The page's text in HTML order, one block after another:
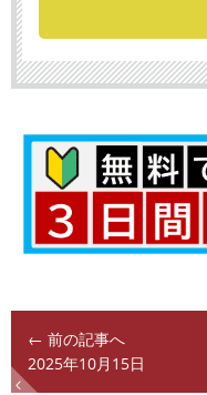
← 前の記事へ
2025年10月15日